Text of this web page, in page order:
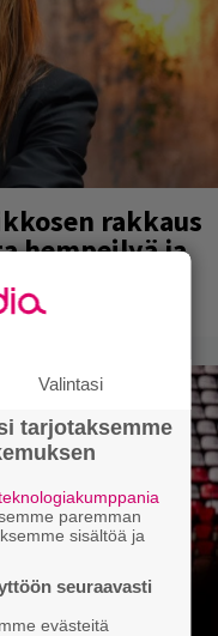
rakkaus
hempeilyä ja
Valintasi
tarjotaksemme
paremman
sisältöä ja
seuraavasti
evästeitä